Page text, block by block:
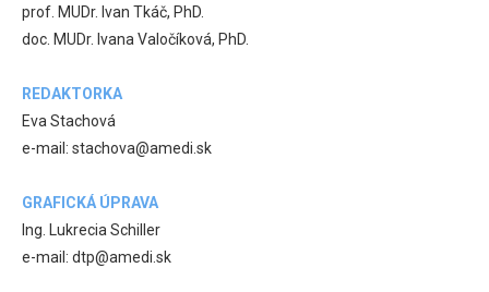
prof. MUDr. Ivan Tkáč, PhD.
doc. MUDr. Ivana Valočíková, PhD.
REDAKTORKA
Eva Stachová
e-mail: stachova@amedi.sk
GRAFICKÁ ÚPRAVA
Ing. Lukrecia Schiller
e-mail: dtp@amedi.sk